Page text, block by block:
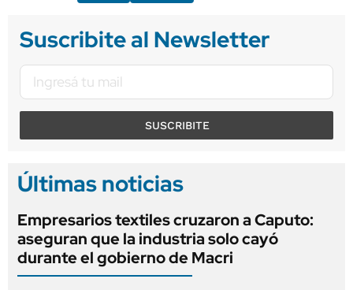
Suscribite al Newsletter
SUSCRIBITE
Últimas noticias
Empresarios textiles cruzaron a Caputo:
aseguran que la industria solo cayó
durante el gobierno de Macri